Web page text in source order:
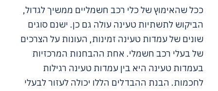
ככל שהאימוץ של כלי רכב חשמליים ממשיך לגדול,
הביקוש לתשתיות טעינה עולה גם כן. ישנם סוגים
שונים של עמדות טעינה זמינות, העונות על הצרכים
של בעלי רכב חשמלי. אחת ההבחנות המרכזיות
בעמדות טעינה היא בין עמדות טעינה רגילות
לחכמות. הבנת ההבדלים הללו יכולה לעזור לבעלי